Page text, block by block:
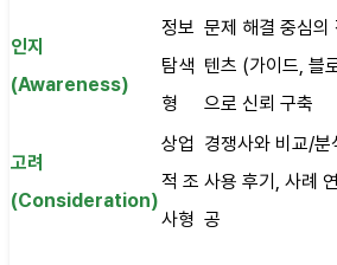
인지
(Awareness)
정보
탐색
형
문제 해결 중심의
텐츠 (가이드, 블
으로 신뢰 구축
고려
(Consideration)
상업
적 조
사형
경쟁사와 비교/분
사용 후기, 사례
공